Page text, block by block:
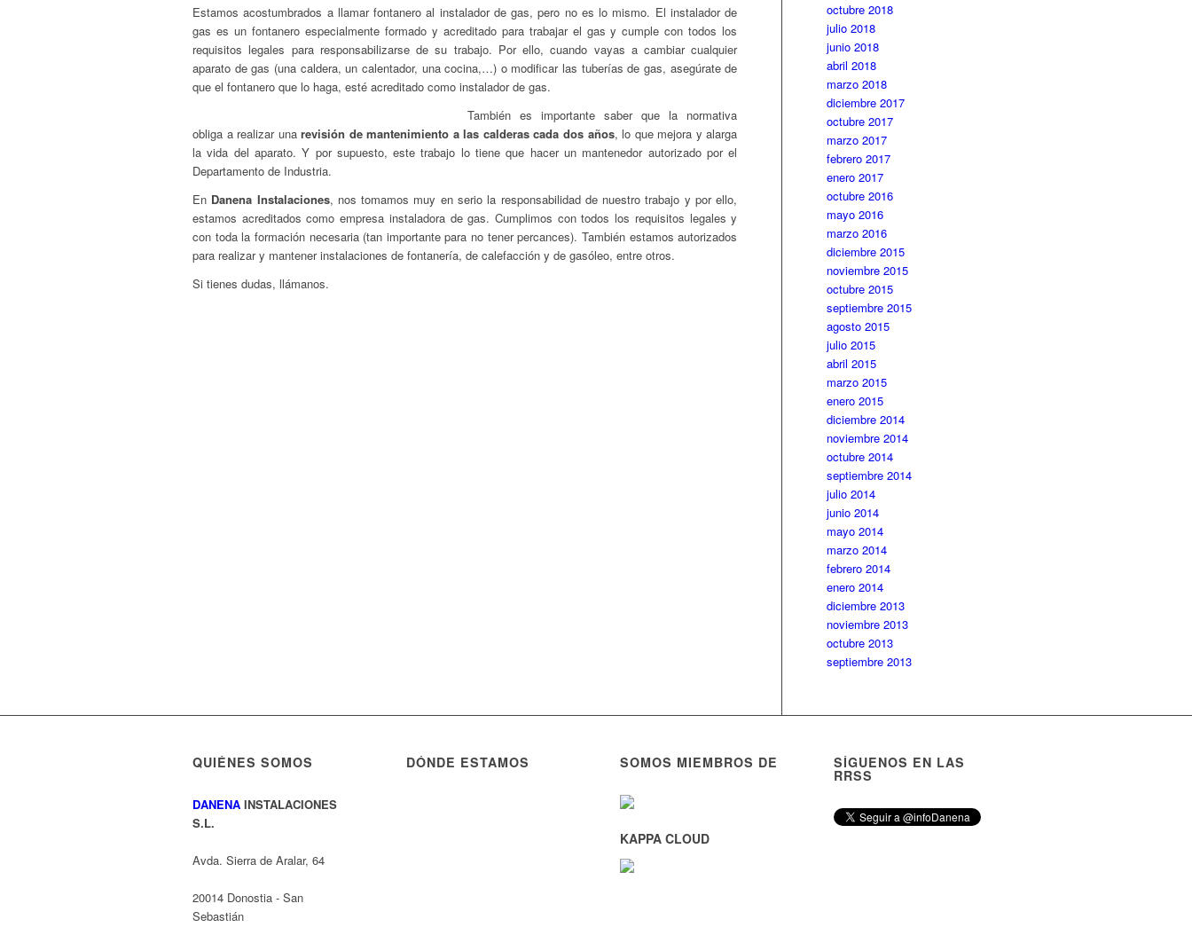
Estamos acostumbrados a llamar fontanero al instalador de gas, pero no es lo mismo. El instalador de
gas es un fontanero especialmente formado y acreditado para trabajar el gas y cumple con todos los
requisitos legales para responsabilizarse de su trabajo. Por ello, cuando vayas a cambiar cualquier
aparato de gas (una caldera, un calentador, una cocina,…) o modificar las tuberías de gas, asegúrate de
que el fontanero que lo haga, esté acreditado como instalador de gas.
También es importante saber que la normativa
obliga a realizar unarevisión de mantenimiento a las calderas cada dos años, lo que mejora y alarga
la vida del aparato. Y por supuesto, este trabajo lo tiene que hacer un mantenedor autorizado por el
Departamento de Industria.
En Danena Instalaciones, nos tomamos muy en serio la responsabilidad de nuestro trabajo y por ello,
estamos acreditados como empresa instaladora de gas. Cumplimos con todos los requisitos legales y
con toda la formación necesaria (tan importante para no tener percances). También estamos autorizados
para realizar y mantener instalaciones de fontanería, de calefacción y de gasóleo, entre otros.
Si tienes dudas, llámanos.
octubre 2018
julio 2018
junio 2018
abril 2018
marzo 2018
diciembre 2017
octubre 2017
marzo 2017
febrero 2017
enero 2017
octubre 2016
mayo 2016
marzo 2016
diciembre 2015
noviembre 2015
octubre 2015
septiembre 2015
agosto 2015
julio 2015
abril 2015
marzo 2015
enero 2015
diciembre 2014
noviembre 2014
octubre 2014
septiembre 2014
julio 2014
junio 2014
mayo 2014
marzo 2014
febrero 2014
enero 2014
diciembre 2013
noviembre 2013
octubre 2013
septiembre 2013
QUIÉNES SOMOS
DANENA INSTALACIONES
S.L.
Avda. Sierra de Aralar, 64
20014 Donostia - San
Sebastián
DÓNDE ESTAMOS SOMOS MIEMBROS DE
KAPPA CLOUD
SÍGUENOS EN LAS
RRSS